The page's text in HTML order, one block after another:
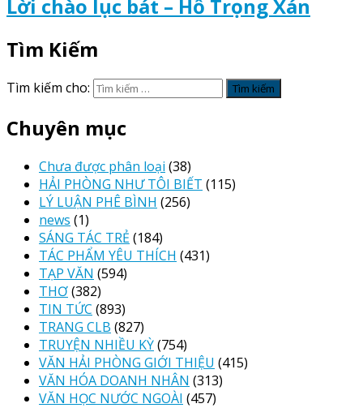
Lời chào lục bát – Hồ Trọng Xán
Tìm Kiếm
Tìm kiếm cho:
Chuyên mục
Chưa được phân loại (38)
HẢI PHÒNG NHƯ TÔI BIẾT (115)
LÝ LUẬN PHÊ BÌNH (256)
news (1)
SÁNG TÁC TRẺ (184)
TÁC PHẨM YÊU THÍCH (431)
TẠP VĂN (594)
THƠ(382)
TIN TỨC (893)
TRANG CLB (827)
TRUYỆN NHIỀU KỲ(754)
VĂN HẢI PHÒNG GIỚI THIỆU (415)
VĂN HÓA DOANH NHÂN (313)
VĂN HỌC NƯỚC NGOÀI (457)